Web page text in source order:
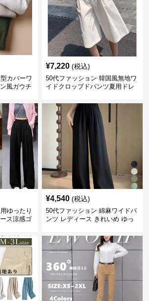
カバーワ
風ガウチ
¥7,220 (税込)
50代ファッション 韓国風無地ワ
イドクロップドパンツ夏用ドレ
ゆったり
ス涼感ゴ
¥4,540 (税込)
50代ファッション 綿麻ワイドパ
ンツ レディース きれいめ ゆっ